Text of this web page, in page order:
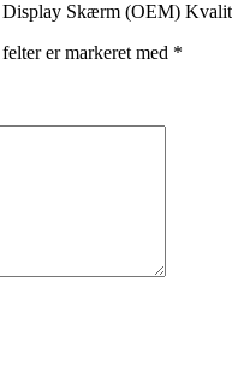
Skærm (OEM)
er markeret med *